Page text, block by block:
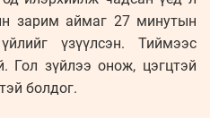
зарим аймаг 27 минутын
үзүүлсэн. Тиймээс
Гол зүйлээ онож, цэгцтэй
болдог.